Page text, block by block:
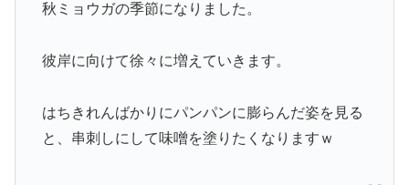
秋ミョウガの季節になりました。
彼岸に向けて徐々に増えていきます。
はちきれんばかりにパンパンに膨らんだ姿を見る
と、串刺しにして味噌を塗りたくなりますｗ